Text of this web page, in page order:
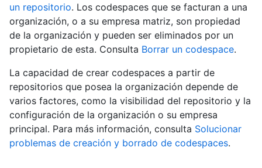
un repositorio. Los codespaces que se facturan a una
organización, o a su empresa matriz, son propiedad
de la organización y pueden ser eliminados por un
propietario de esta. Consulta Borrar un codespace.
La capacidad de crear codespaces a partir de
repositorios que posea la organización depende de
varios factores, como la visibilidad del repositorio y la
configuración de la organización o su empresa
principal. Para más información, consulta Solucionar
problemas de creación y borrado de codespaces.